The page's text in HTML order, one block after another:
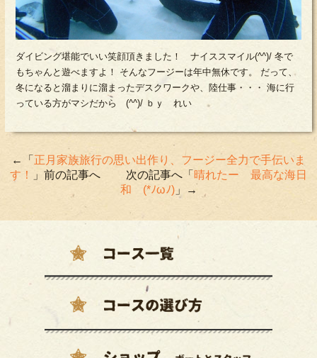
ダイビング堪能でいい笑顔頂きました！ ナイススマイル(^^)/ 冬で
もちゃんと遊べますよ！ そんなフージーは年中無休です。 だって、
冬になると溜まりに溜まったデスクワークや、陸仕事・・・ 海に行
っている方がマシだから (^^)/ ｂｙ れい
←「 正月家族旅行の思い出作り、フージー全力で手伝いま
す！
」前の記事へ 次の記事へ「 晴れたー 最高な海日
和 (*ﾉωﾉ)」→